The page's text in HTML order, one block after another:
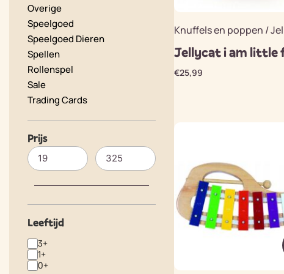
Overige
Speelgoed
Speelgoed Dieren
Spellen
Rollenspel
Sale
Trading Cards
Prijs
Leeftijd
3+
1+
0+
Knuffels en poppen /
Jellycat i am little
€25,99